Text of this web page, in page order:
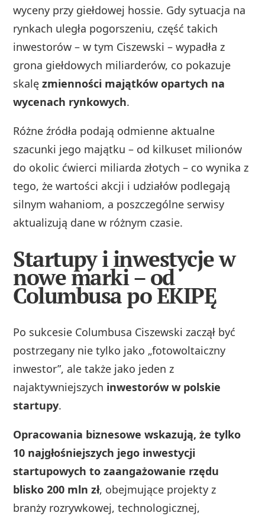
wyceny przy giełdowej hossie. Gdy sytuacja na
rynkach uległa pogorszeniu, część takich
inwestorów – w tym Ciszewski – wypadła z
grona giełdowych miliarderów, co pokazuje
skalęzmienności majątków opartych na
wycenach rynkowych.
Różne źródła podają odmienne aktualne
szacunki jego majątku – od kilkuset milionów
do okolic ćwierci miliarda złotych – co wynika z
tego, że wartości akcji i udziałów podlegają
silnym wahaniom, a poszczególne serwisy
aktualizują dane w różnym czasie.
Startupy i inwestycje w
nowe marki – od
Columbusa po EKIPĘ
Po sukcesie Columbusa Ciszewski zaczął być
postrzegany nie tylko jako „fotowoltaiczny
inwestor”, ale także jako jeden z
najaktywniejszych inwestorów w polskie
startupy.
Opracowania biznesowe wskazują, że tylko
10 najgłośniejszych jego inwestycji
startupowych to zaangażowanie rzędu
blisko 200 mln zł, obejmujące projekty z
branży rozrywkowej, technologicznej,